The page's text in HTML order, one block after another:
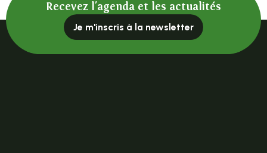
Recevez l'agenda et les actualités
Je m'inscris à la newsletter